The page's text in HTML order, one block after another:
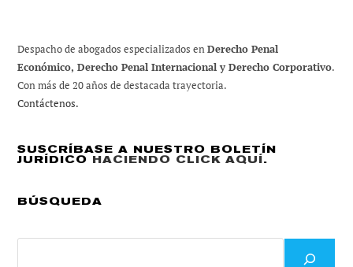
Despacho de abogados especializados enDerecho Penal
Económico, Derecho Penal Internacional y Derecho Corporativo.
Con más de 20 años de destacada trayectoria.
Contáctenos.
SUSCRÍBASE A NUESTRO BOLETÍN
JURÍDICO HACIENDO CLICK AQUÍ.
BÚSQUEDA